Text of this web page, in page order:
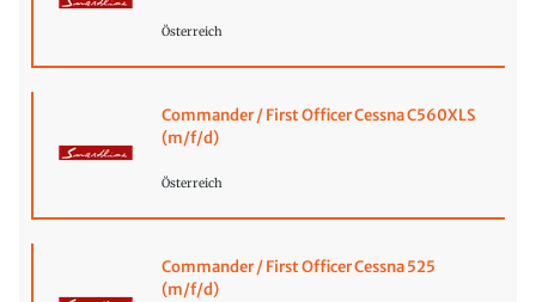
Österreich
Commander / First Officer Cessna C560XLS
(m/f/d)
Österreich
Commander / First Officer Cessna 525
(m/f/d)